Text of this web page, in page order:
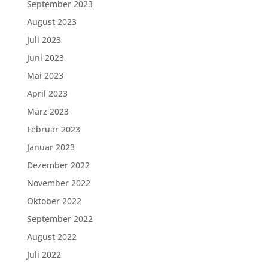
September 2023
August 2023
Juli 2023
Juni 2023
Mai 2023
April 2023
März 2023
Februar 2023
Januar 2023
Dezember 2022
November 2022
Oktober 2022
September 2022
August 2022
Juli 2022